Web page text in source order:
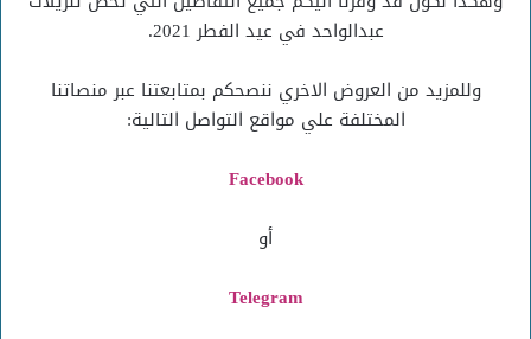
عبدالواحد في عيد الفطر 2021.
وللمزيد من العروض الاخري ننصحكم بمتابعتنا عبر منصاتنا
المختلفة علي مواقع التواصل التالية:
Facebook
أو
Telegram